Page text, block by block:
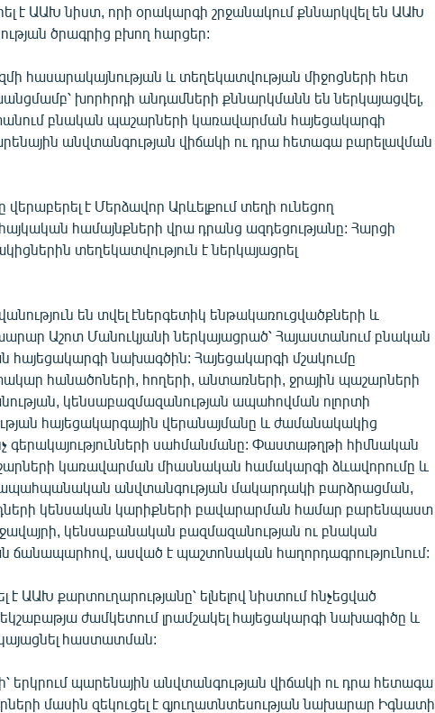
է ԱԱԽ նիստ, որի օրակարգի շրջանակում քննարկվել են ԱԱԽ
ծրագրից բխող հարցեր:
հասարակայնության և տեղեկատվության միջոցների հետ
խորհրդի անդամների քննարկմանն են ներկայացվել,
բնական պաշարների կառավարման հայեցակարգի
անվտանգության վիճակի ու դրա հետագա բարելավման
է Մերձավոր Արևելքում տեղի ունեցող
համայնքների վրա դրանց ազդեցությանը: Հարցի
տեղեկատվություն է ներկայացրել
են տվել էներգետիկ ենթակառուցվածքների և
Աշոտ Մանուկյանի ներկայացրած՝ Հայաստանում բնական
նախագծին: Հայեցակարգի մշակումը
հանածոների, հողերի, անտառների, ջրային պաշարների
կենսաբազմազանության ապահովման ոլորտի
հայեցակարգային վերանայմանը և ժամանակակից
գերակայությունների սահմանմանը: Փաստաթղթի հիմնական
կառավարման միասնական համակարգի ձևավորումը և
անվտանգության մակարդակի բարձրացման,
կենսական կարիքների բավարարման համար բարենպաստ
կենսաբանական բազմազանության ու բնական
ասված է պաշտոնական հաղորդագրությունում:
ԱԱԽ քարտուղարությանը՝ ելնելով նիստում հնչեցված
ժամկետում լրամշակել հայեցակարգի նախագիծը և
հաստատման:
երկրում պարենային անվտանգության վիճակի ու դրա հետագա
մասին զեկուցել է գյուղատնտեսության նախարար Իգնատի